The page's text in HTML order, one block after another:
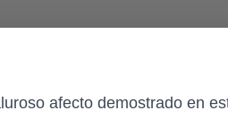
afecto demostrado en